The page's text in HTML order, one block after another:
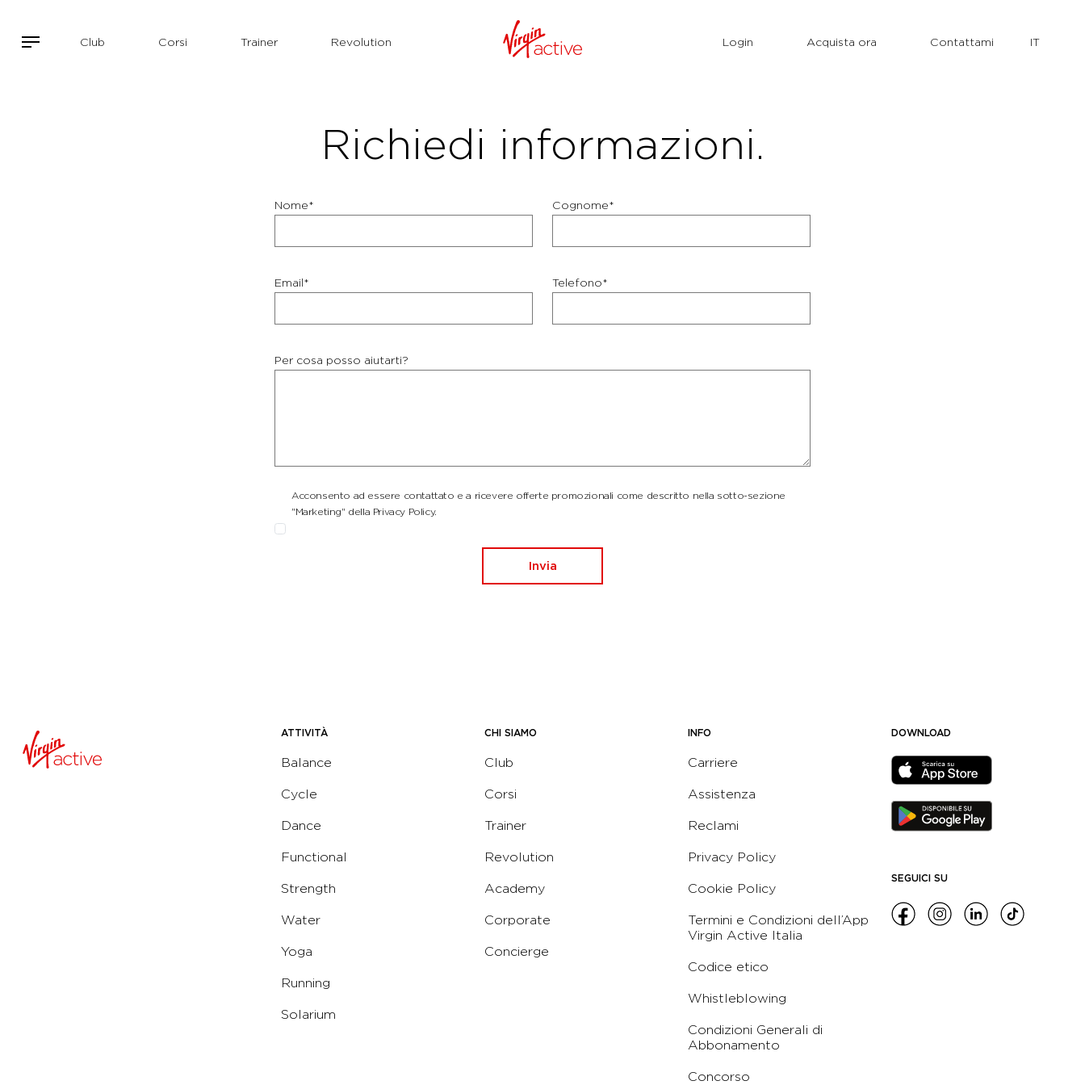
Club Corsi Trainer Revolution Login Acquista ora Contattami
Richiedi informazioni.
Nome* Cognome*
Email* Telefono*
Per cosa posso aiutarti?
Acconsento ad essere contattato e a ricevere offerte promozionali come descritto nella sotto-sezione
"Marketing" della Privacy Policy.
Invia
ATTIVITÀ
Balance
Cycle
Dance
Functional
Strength
Water
Yoga
Running
Solarium
CHI SIAMO
Club
Corsi
Trainer
Revolution
Academy
Corporate
Concierge
INFO
Carriere
Assistenza
Reclami
Privacy Policy
Cookie Policy
Termini e Condizioni dell’App
Virgin Active Italia
Codice etico
Whistleblowing
Condizioni Generali di
Abbonamento
Concorso
DOWNLOAD
SEGUICI SU